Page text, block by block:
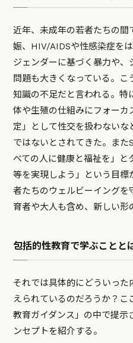
近年、未成年の若者たちの間
娠、HIV/AIDSや性感染症を
ジェンダーに基づく暴力や
問題も大きくなっている。
知識の不足だと言われる。特
体や生殖の仕組みにフォーカ
定」として性交を扱わないな
ではないとされてきた。ま
べての人に健康と福祉を」
等を実現しよう」という目
者たちのウェルビーイング
育者や大人も含め、新しい形
包括的性教育で学ぶことと
それでは具体的にどういっ
えられているのだろうか？こ
教育ガイダンス」の中で提示
ンセプトを紹介する。